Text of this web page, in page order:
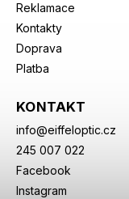
Reklamace
Kontakty
Doprava
Platba
KONTAKT
info@eiffeloptic.cz
245 007 022
Facebook
Instagram